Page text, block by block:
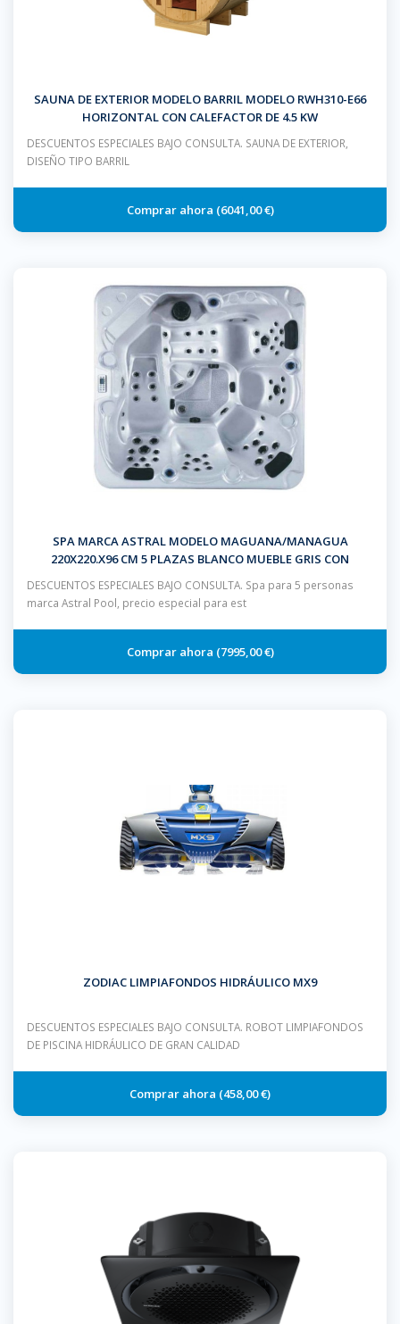
SAUNA DE EXTERIOR MODELO BARRIL MODELO RWH310-E66
HORIZONTAL CON CALEFACTOR DE 4.5 KW
DESCUENTOS ESPECIALES BAJO CONSULTA. SAUNA DE EXTERIOR,
DISEÑO TIPO BARRIL
6041,00 €
SPA MARCA ASTRAL MODELO MAGUANA/MANAGUA
220X220.X96 CM 5 PLAZAS BLANCO MUEBLE GRIS CON
DESCUENTOS ESPECIALES BAJO CONSULTA. Spa para 5 personas
marca Astral Pool, precio especial para est
7995,00 €
ZODIAC LIMPIAFONDOS HIDRÁULICO MX9
DESCUENTOS ESPECIALES BAJO CONSULTA. ROBOT LIMPIAFONDOS
DE PISCINA HIDRÁULICO DE GRAN CALIDAD
458,00 €